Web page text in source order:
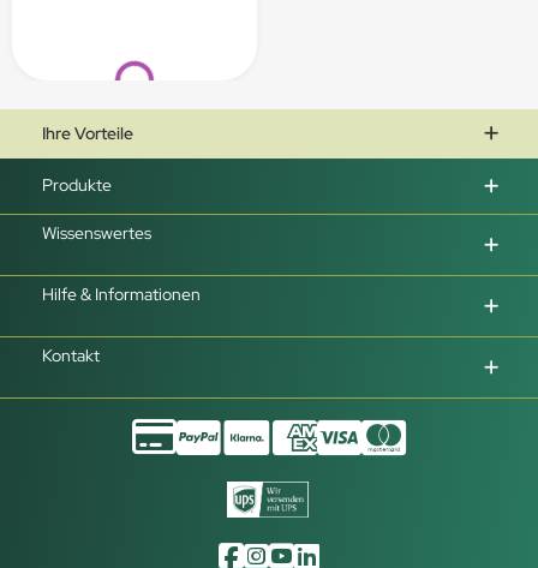
Loading...
Ihre Vorteile
Produkte
Wissenswertes
Hilfe & Informationen
Kontakt